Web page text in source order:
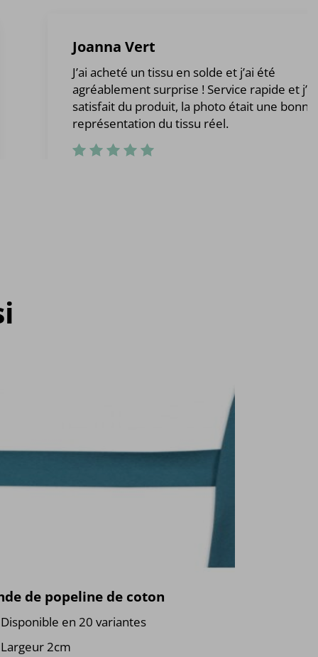
Joanna Vert
J’ai acheté un tissu en solde et j’ai été
agréablement surprise ! Service rapide et
satisfait du produit, la photo était une bonne
représentation du tissu réel.
de popeline de coton
Disponible en 20 variantes
Largeur 2cm